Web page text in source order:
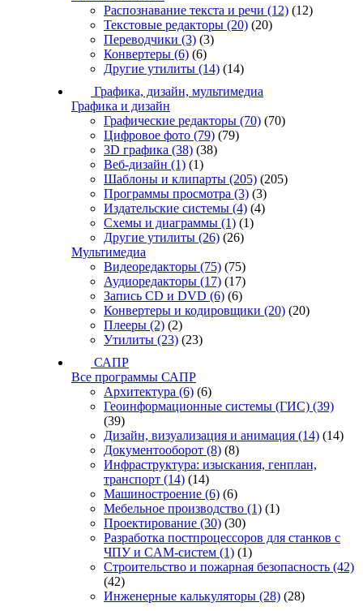
Распознавание текста и речи (12) (12)
Текстовые редакторы (20) (20)
Переводчики (3) (3)
Конвертеры (6) (6)
Другие утилиты (14) (14)
Графика, дизайн, мультимедиа
Графика и дизайн
Графические редакторы (70) (70)
Цифровое фото (79) (79)
3D графика (38) (38)
Веб-дизайн (1) (1)
Шаблоны и клипарты (205) (205)
Программы просмотра (3) (3)
Издательские системы (4) (4)
Схемы и диаграммы (1) (1)
Другие утилиты (26) (26)
Мультимедиа
Видеоредакторы (75) (75)
Аудиоредакторы (17) (17)
Запись CD и DVD (6) (6)
Конвертеры и кодировщики (20) (20)
Плееры (2) (2)
Утилиты (23) (23)
САПР
Все программы САПР
Архитектура (6) (6)
Геоинформационные системы (ГИС) (39)
(39)
Дизайн, визуализация и анимация (14) (14)
Документооборот (8) (8)
Инфраструктура: изыскания, генплан,
транспорт (14) (14)
Машиностроение (6) (6)
Мебельное производство (1) (1)
Проектирование (30) (30)
Разработка постпроцессоров для станков с
ЧПУ и CAM-систем (1) (1)
Строительство и пожарная безопасность (42)
(42)
Инженерные калькуляторы (28) (28)